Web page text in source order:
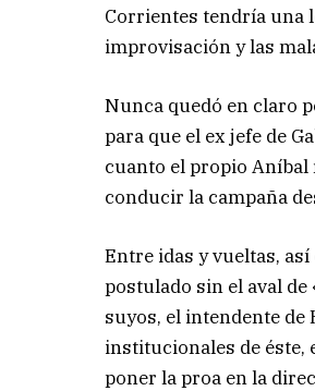
Corrientes tendría una
improvisación y las
Nunca quedó en claro
para que el ex jefe de
cuanto el propio Aníbal
conducir la campaña
Entre idas y vueltas,
postulado sin el aval
suyos, el intendente
institucionales de éste,
poner la proa en la